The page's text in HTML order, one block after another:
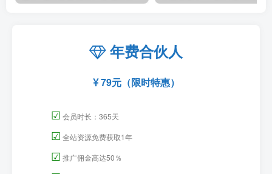
年费合伙人
79元（限时特惠）
☑ 会员时长：365天
☑ 全站资源免费获取1年
☑ 推广佣金高达50％